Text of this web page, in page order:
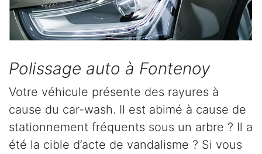
Polissage auto à Fontenoy
Votre véhicule présente des rayures à
cause du car-wash. Il est abimé à cause de
stationnement fréquents sous un arbre ? Il a
été la cible d’acte de vandalisme ? Si vous